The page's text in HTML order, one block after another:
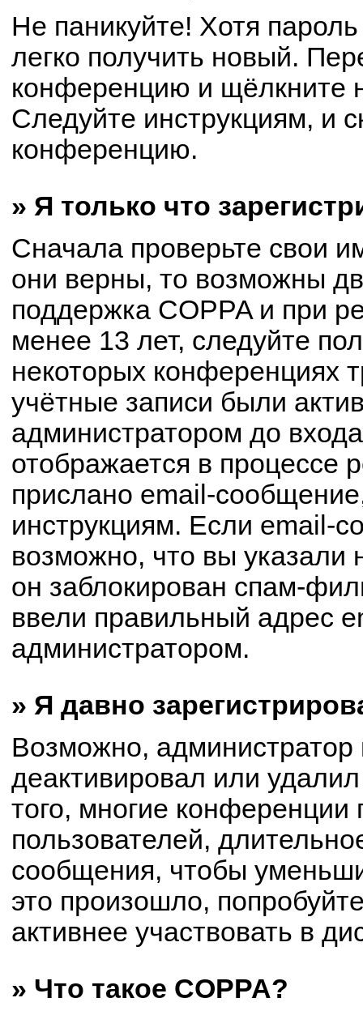
Не паникуйте! Хотя
легко получить новый.
конференцию и щёлкните
Следуйте инструкциям, и
конференцию.
» Я только что
Сначала проверьте свои
они верны, то возможны
поддержка COPPA и при
менее 13 лет, следуйте
некоторых конференциях
учётные записи были
администратором до
отображается в процессе
прислано email-
инструкциям. Если email-
возможно, что вы
он заблокирован спам-
ввели правильный адрес
администратором.
» Я давно
Возможно, администратор
деактивировал или
того, многие конференции
пользователей,
сообщения, чтобы
это произошло,
активнее участвовать в
» Что такое COPPA?